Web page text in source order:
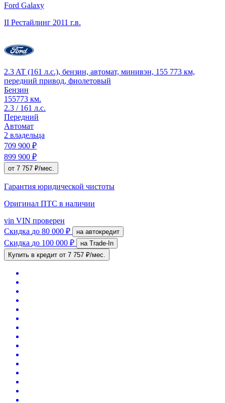
Ford Galaxy
II Рестайлинг 2011 г.в.
2.3 AT (161 л.с.), бензин, автомат, минивэн, 155 773 км,
передний привод, фиолетовый
Бензин
155773 км.
2.3 / 161 л.с.
Передний
Автомат
2 владельца
709 900 ₽
899 900 ₽
от 7 757 ₽/мес.
Гарантия юридической чистоты
Оригинал ПТС в наличии
vin VIN проверен
Скидка до 80 000 ₽ на автокредит
Скидка до 100 000 ₽
на Trade-In
Купить в кредит от 7 757 ₽/мес.